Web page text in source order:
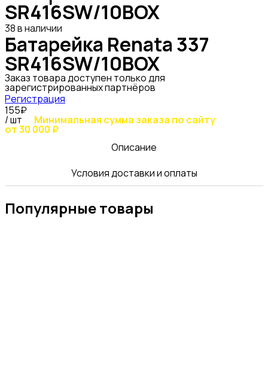
SR416SW/10BOX
38 в наличии
Батарейка Renata 337
SR416SW/10BOX
Заказ товара доступен только для
зарегистрированных партнёров
Регистрация
155₽
/ шт Минимальная сумма заказа по сайту
от 30 000 ₽
Описание
Условия доставки и оплаты
Популярные товары